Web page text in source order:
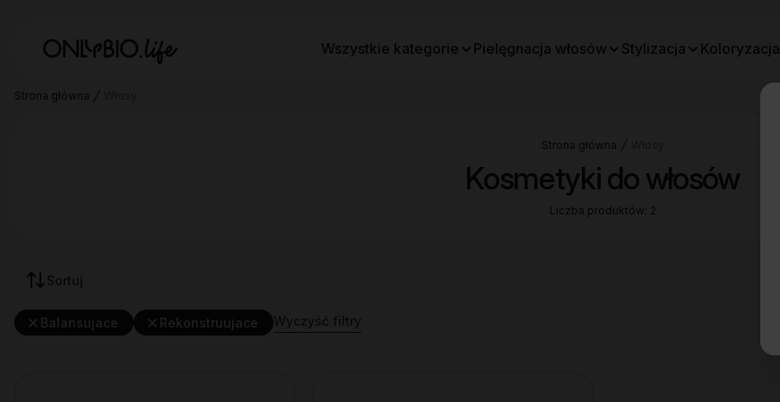
Wszystkie kategorie Pielęgnacja włosów Stylizacja Koloryzacja
Strona główna
Strona główna
Kosmetyki do włosów
Liczba produktów: 2
Sortuj
Balansujace Rekonstruujace